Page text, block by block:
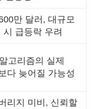
만 달러, 대규모
시 급등락 우려
고리즘의 실제
다 늦어질 가능성
리지 미비, 신뢰할